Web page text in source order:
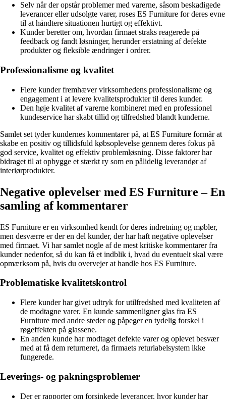
Selv når der opstår problemer med varerne, såsom beskadigede
leverancer eller udsolgte varer, roses ES Furniture for deres evne
til at håndtere situationen hurtigt og effektivt.
Kunder beretter om, hvordan firmaet straks reagerede på
feedback og fandt løsninger, herunder erstatning af defekte
produkter og fleksible ændringer i ordrer.
Professionalisme og kvalitet
Flere kunder fremhæver virksomhedens professionalisme og
engagement i at levere kvalitetsprodukter til deres kunder.
Den høje kvalitet af varerne kombineret med en professionel
kundeservice har skabt tillid og tilfredshed blandt kunderne.
Samlet set tyder kundernes kommentarer på, at ES Furniture formår at
skabe en positiv og tillidsfuld købsoplevelse gennem deres fokus på
god service, kvalitet og effektiv problemløsning. Disse faktorer har
bidraget til at opbygge et stærkt ry som en pålidelig leverandør af
interiørprodukter.
Negative oplevelser med ES Furniture – En
samling af kommentarer
ES Furniture er en virksomhed kendt for deres indretning og møbler,
men desværre er der en del kunder, der har haft negative oplevelser
med firmaet. Vi har samlet nogle af de mest kritiske kommentarer fra
kunder nedenfor, så du kan få et indblik i, hvad du eventuelt skal være
opmærksom på, hvis du overvejer at handle hos ES Furniture.
Problematiske kvalitetskontrol
Flere kunder har givet udtryk for utilfredshed med kvaliteten af
de modtagne varer. En kunde sammenligner glas fra ES
Furniture med andre steder og påpeger en tydelig forskel i
røgeffekten på glassene.
En anden kunde har modtaget defekte varer og oplevet besvær
med at få dem returneret, da firmaets returlabelsystem ikke
fungerede.
Leverings- og pakningsproblemer
Der er rapporter om forsinkede leverancer, hvor kunder har